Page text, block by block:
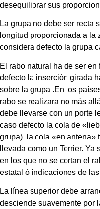
desequilibrar sus
La grupa no debe ser recta
longitud proporcionada a la
considera defecto la grupa
El rabo natural ha de ser
defecto la inserción girada
sobre la grupa .En los
rabo se realizara no más
debe llevarse con un porte
caso defecto la cola de
grupa), la cola «en antena»
llevada como un Terrier.
en los que no se cortan el
estatal ó indicaciones de
La línea superior debe
desciende suavemente por